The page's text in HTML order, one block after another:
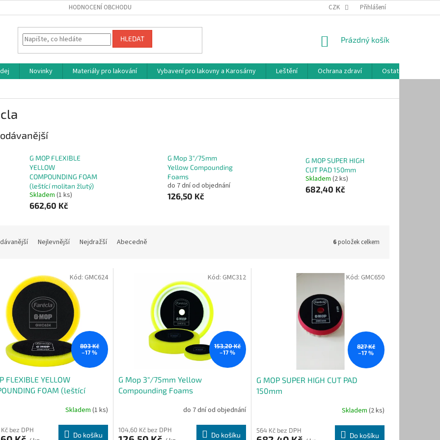
HODNOCENÍ OBCHODU CZK Přihlášení
HLEDAT
NÁKUPNÍ
Prázdný košík
Novinky Materiály pro lakování Vybavení pro lakovny a Karosárny Leštění Ochrana zdraví Ostatní
G MOP FLEXIBLE
YELLOW
COMPOUNDING FOAM
(leštící molitan žlutý)
Skladem (1 ks)
662,60 Kč
G Mop 3"/75mm
Yellow Compounding
Foams
do 7 dní od objednání
126,50 Kč
G MOP SUPER HIGH
CUT PAD 150mm
Skladem (2 ks)
682,40 Kč
Nejlevnější Nejdražší Abecedně 6položek celkem
803 Kč
–17 %
FLEXIBLE YELLOW
FOAM (leštící
Skladem (1 ks)
bez DPH
Do košíku
Kód: GMC624
153,20 Kč
–17 %
G Mop 3"/75mm Yellow
Compounding Foams
do 7 dní od objednání
104,60 Kč bez DPH
Do košíku
Kód: GMC312
827 Kč
–17 %
G MOP SUPER HIGH CUT PAD
150mm
Skladem (2 ks)
564 Kč bez DPH
Do košíku
Kód: GMC650